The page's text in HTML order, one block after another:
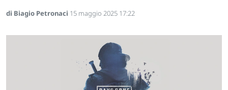
di Biagio Petronaci 15 maggio 2025 17:22